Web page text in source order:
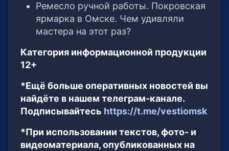
Ремесло ручной работы. Покровская
ярмарка в Омске. Чем удивляли
мастера на этот раз?
Категория информационной продукции
12+
*Ещё больше оперативных новостей вы
найдёте в нашем телеграм-канале.
Подписывайтесь https://t.me/vestiomsk
*При использовании текстов, фото- и
видеоматериала, опубликованных на